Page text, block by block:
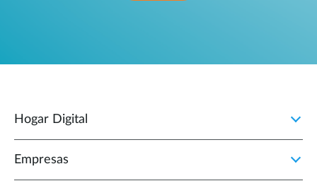
Hogar Digital
Empresas